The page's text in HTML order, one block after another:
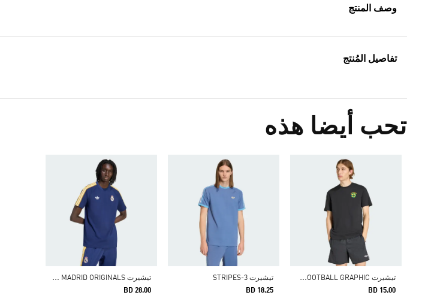
وصف المنتج
تفاصيل المُنتج
تحب أيضا هذه
ت
يشيرت ARCHIVE FOOTBALL GRAPHIC
BD 15.00
تيشيرت 3-STRIPES
BD 18.25
ت
يشيرت REAL MADRID ORIGINALS
BD 28.00